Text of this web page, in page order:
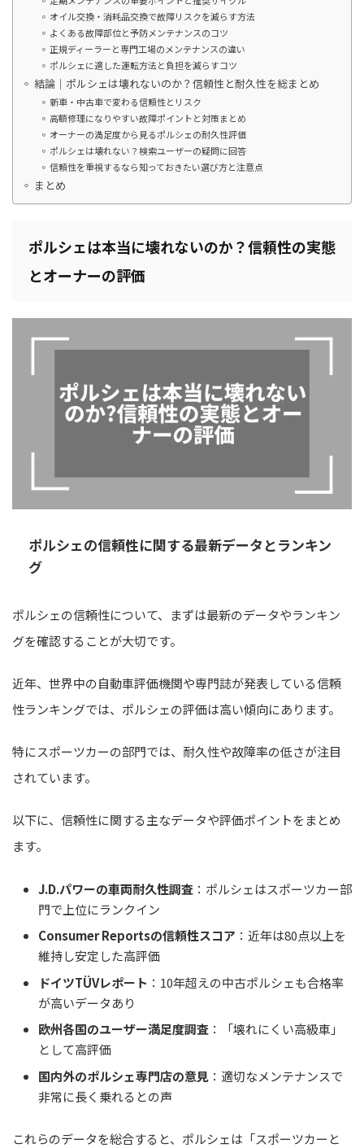
オイル交換・消耗品交換で故障リスクを減らす方法
よくある故障部位と予防メンテナンスのコツ
正規ディーラーと専門工場のメンテナンスの違い
ポルシェに適した運転方法と負担を減らすコツ
結論｜ポルシェは壊れないのか？信頼性と耐久性を総まとめ
新車・中古車で変わる信頼性とリスク
高額修理になりやすい故障ポイントと対策まとめ
オーナーの満足度から見るポルシェの耐久性評価
ポルシェは壊れない？検索ユーザーの疑問に回答
信頼性を重視するなら知っておきたい選び方と注意点
まとめ
ポルシェは本当に壊れないのか？信頼性の実態
とオーナーの評価
ポルシェの信頼性に関する最新データとランキン
グ
ポルシェの信頼性について、まずは最新のデータやランキン
グを確認することが大切です。
近年、世界中の自動車評価機関や専門誌が発表している信頼
性ランキングでは、ポルシェの評価は高い傾向にあります。
特にスポーツカーの部門では、耐久性や故障率の低さが注目
されています。
以下に、信頼性に関する主なデータや評価ポイントをまとめ
ます。
J.D.パワーの車両耐久性調査 ：ポルシェはスポーツカー部
門で上位にランクイン
Consumer Reportsの信頼性スコア ：近年は80点以上を
維持し安定した高評価
ドイツTÜVレポート ：10年超えの中古ポルシェも合格率
が高いデータあり
欧州各国のユーザー満足度調査 ：「壊れにくい高級車」
として高評価
国内外のポルシェ専門店の意見 ：適切なメンテナンスで
非常に長く乗れるとの声
これらのデータを総合すると、ポルシェは「スポーツカーと